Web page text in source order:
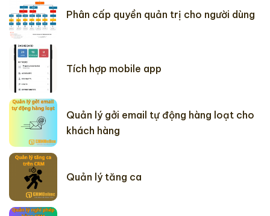
Phân cấp quyền quản trị cho người dùng
Tích hợp mobile app
Quản lý gởi email tự động hàng loạt cho
khách hàng
Quản lý tăng ca